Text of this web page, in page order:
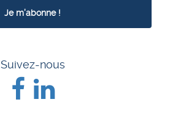
Suivez-nous